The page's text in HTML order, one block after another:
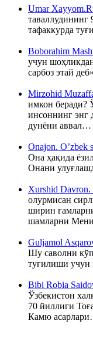
Umar
тафаккурда
Boborahim
учун
сарбоз этай
Mirzohid
имкон беради?
инсоннинг энг
дунёни аввал…
Onajon. O’zbek
Она ҳақида
Онани
Xurshid Davron.
олурмисан
ширин
шамларни
Guljamol
Шу саволни
туғилиши
Bibi Robia
Ўзбекистон
70 йиллиги
Камю